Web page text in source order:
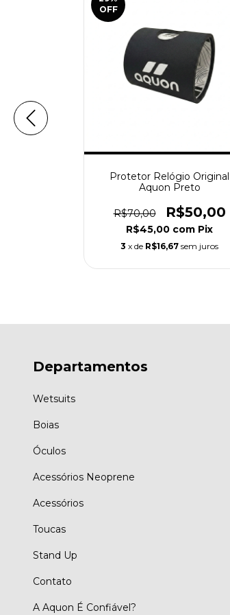
OFF
Protetor Relógio Original
Aquon Preto
R$70,00 R$50,00
R$45,00 com Pix
3 x de R$16,67 sem juros
Departamentos
Wetsuits
Boias
Óculos
Acessórios Neoprene
Acessórios
Toucas
Stand Up
Contato
A Aquon É Confiável?